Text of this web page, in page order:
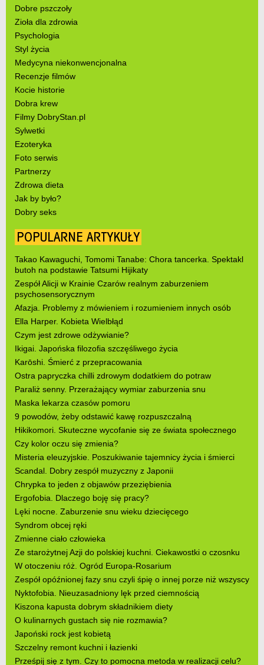
Dobre pszczoły
Zioła dla zdrowia
Psychologia
Styl życia
Medycyna niekonwencjonalna
Recenzje filmów
Kocie historie
Dobra krew
Filmy DobryStan.pl
Sylwetki
Ezoteryka
Foto serwis
Partnerzy
Zdrowa dieta
Jak by było?
Dobry seks
POPULARNE ARTYKUŁY
Takao Kawaguchi, Tomomi Tanabe: Chora tancerka. Spektakl
butoh na podstawie Tatsumi Hijikaty
Zespół Alicji w Krainie Czarów realnym zaburzeniem
psychosensorycznym
Afazja. Problemy z mówieniem i rozumieniem innych osób
Ella Harper. Kobieta Wielbłąd
Czym jest zdrowe odżywianie?
Ikigai. Japońska filozofia szczęśliwego życia
Karōshi. Śmierć z przepracowania
Ostra papryczka chilli zdrowym dodatkiem do potraw
Paraliż senny. Przerażający wymiar zaburzenia snu
Maska lekarza czasów pomoru
9 powodów, żeby odstawić kawę rozpuszczalną
Hikikomori. Skuteczne wycofanie się ze świata społecznego
Czy kolor oczu się zmienia?
Misteria eleuzyjskie. Poszukiwanie tajemnicy życia i śmierci
Scandal. Dobry zespół muzyczny z Japonii
Chrypka to jeden z objawów przeziębienia
Ergofobia. Dlaczego boję się pracy?
Lęki nocne. Zaburzenie snu wieku dziecięcego
Syndrom obcej ręki
Zmienne ciało człowieka
Ze starożytnej Azji do polskiej kuchni. Ciekawostki o czosnku
W otoczeniu róż. Ogród Europa-Rosarium
Zespół opóźnionej fazy snu czyli śpię o innej porze niż wszyscy
Nyktofobia. Nieuzasadniony lęk przed ciemnością
Kiszona kapusta dobrym składnikiem diety
O kulinarnych gustach się nie rozmawia?
Japoński rock jest kobietą
Szczelny remont kuchni i łazienki
Prześpij się z tym. Czy to pomocna metoda w realizacji celu?